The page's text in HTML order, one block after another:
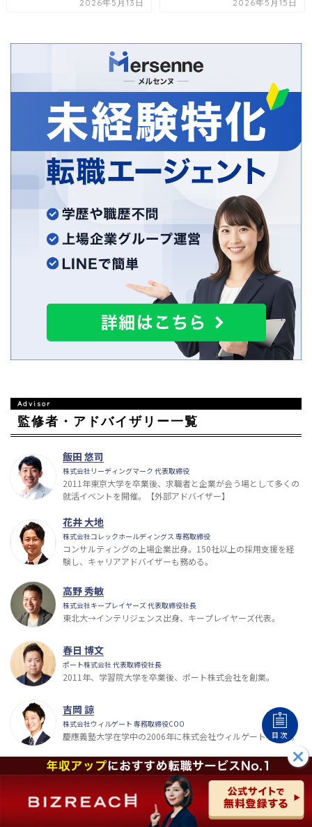
2026年5月13日 2026年5月15日
監修者・アドバイザリー一覧
飯田 悠司
株式会社リーディングマーク 代表取締役
2011年東京大学を卒業後、求職者と企業が会う場として多くの
就活イベントを開催。【外部アドバイザー】
花井 大地
株式会社コレックホールディングス 専務取締役
コンサルティングの上場企業出身。150社以上の採用支援を経
験し、キャリアアドバイザーも務める。
高野 秀敏
株式会社キープレイヤーズ 代表取締役社長
東北大→インテリジェンス出身、キープレイヤーズ代表。
春日 博文
ポート株式会社 代表取締役社長
2011年、学習院大学を卒業後、ポート株式会社を創業。
吉岡 諒
株式会社ウィルゲート 専務取締役COO
慶應義塾大学在学中の2006年に株式会社ウィルゲートを設立。
メルセンヌコラム
「史上最高のキャリア」を目指す方に、より良いキャリア選択
や、悩み解消の一助になる情報をお届けすることを目指してい
目次